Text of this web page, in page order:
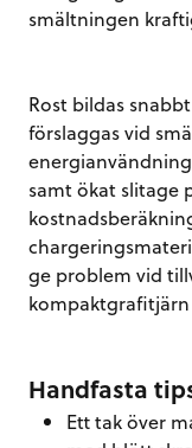
smältningen
Rost bildas
förslaggas vid
samt ökat slitage
ge problem vid
kompaktgrafitjärn
Handfasta
Ett tak över